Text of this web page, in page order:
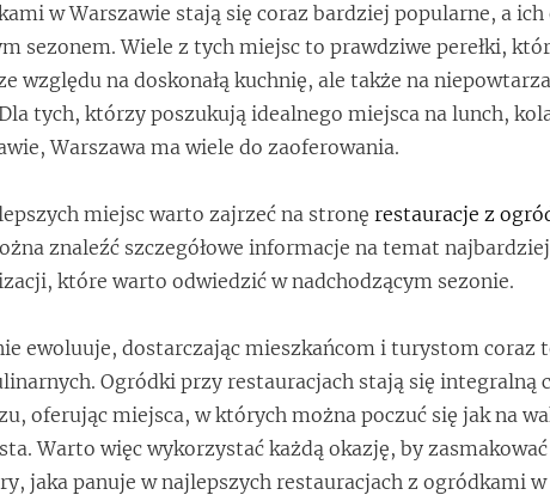
w Warszawie stają się coraz bardziej popularne, a
sezonem. Wiele z tych miejsc to prawdziwe perełki,
względu na doskonałą kuchnię, ale także na
tych, którzy poszukują idealnego miejsca na lunch,
Warszawa ma wiele do zaoferowania.
miejsc warto zajrzeć na stronę restauracje z
znaleźć szczegółowe informacje na temat najbardziej
które warto odwiedzić w nadchodzącym sezonie.
ewoluuje, dostarczając mieszkańcom i turystom coraz
Ogródki przy restauracjach stają się integralną
oferując miejsca, w których można poczuć się jak na
Warto więc wykorzystać każdą okazję, by
jaka panuje w najlepszych restauracjach z ogródkami w